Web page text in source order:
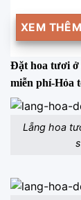
XEM
Đặt hoa tươi ở
miễn phí-Hỏa
Lẵng hoa